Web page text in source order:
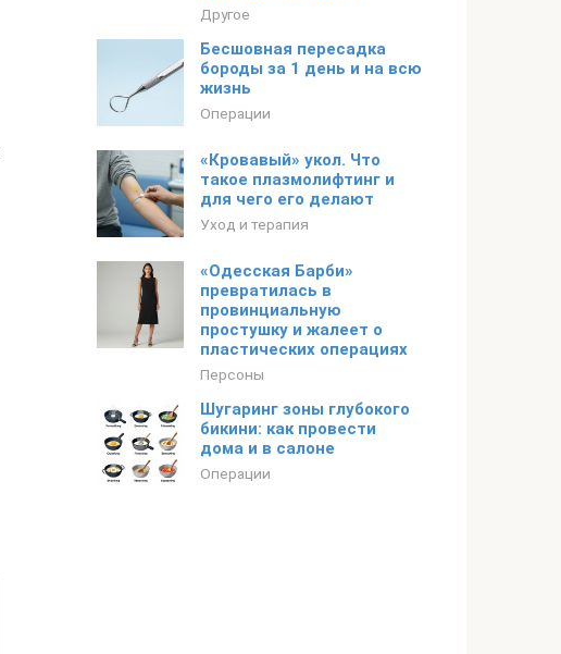
Другое
Бесшовная пересадка
бороды за 1 день и на всю
жизнь
Операции
«Кровавый» укол. Что
такое плазмолифтинг и
для чего его делают
Уход и терапия
«Одесская Барби»
превратилась в
провинциальную
простушку и жалеет о
пластических операциях
Персоны
Шугаринг зоны глубокого
бикини: как провести
дома и в салоне
Операции